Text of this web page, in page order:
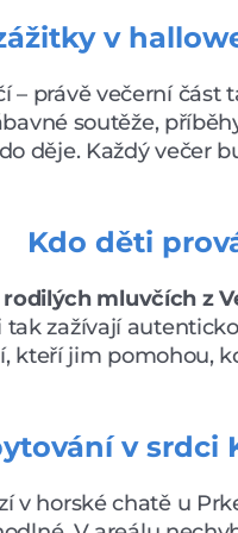
v
– právě večerní část
soutěže,
děje. Každý večer
Kdo děti
rodilých mluvčích z
tak zažívají
kteří jim pomohou,
v srdci
v horské chatě u